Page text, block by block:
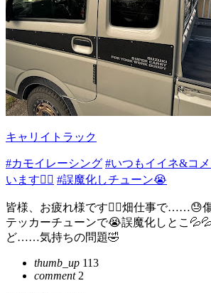
キャリイトラック
#カモイレーシング #いつもイイネ&コ
います🙇‍♂️ #誤魔化しチューン😭
皆様、お疲れ様です🙇‍♂️畑仕事で……😓
テッカーチューンで😭誤魔化しとこ
ど……気持ちの問題🤣
thumb_up 113
comment2